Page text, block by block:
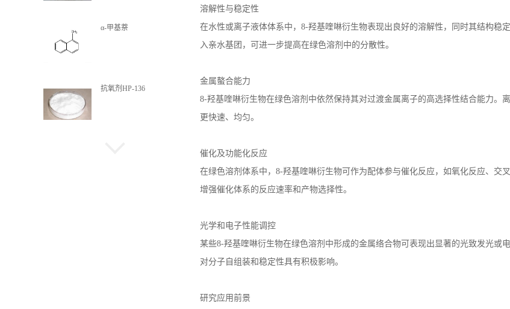
α-甲基萘
抗氧剂HP-136
溶解性与稳定性
在水性或离子液体体系中， 8-羟基喹啉衍生物表现出良好的溶解性，同时其结构稳
入亲水基团，可进一步提高在绿色溶剂中的分散性。
金属螯合能力
8-羟基喹啉衍生物在绿色溶剂中依然保持其对过渡金属离子的高选择性结合能力。
更快速、均匀。
催化及功能化反应
在绿色溶剂体系中， 8-羟基喹啉衍生物可作为配体参与催化反应，如氧化反应、交
增强催化体系的反应速率和产物选择性。
光学和电子性能调控
某些8-羟基喹啉衍生物在绿色溶剂中形成的金属络合物可表现出显著的光致发光或
对分子自组装和稳定性具有积极影响。
研究应用前景